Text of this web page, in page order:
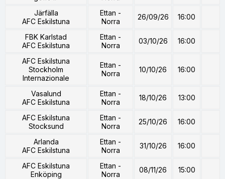
Järfälla
AFC Eskilstuna
Ettan -
Norra
26/09/26 16:00
FBK Karlstad
AFC Eskilstuna
Ettan -
Norra
03/10/26 16:00
AFC Eskilstuna
Stockholm
Internazionale
Ettan -
Norra
10/10/26 16:00
Vasalund
AFC Eskilstuna
Ettan -
Norra
18/10/26 13:00
AFC Eskilstuna
Stocksund
Ettan -
Norra
25/10/26 16:00
Arlanda
AFC Eskilstuna
Ettan -
Norra
31/10/26 16:00
AFC Eskilstuna
Enköping
Ettan -
Norra
08/11/26 15:00